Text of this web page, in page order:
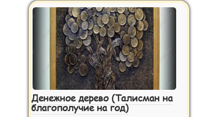
Денежное дерево (Талисман на
благополучие на год)